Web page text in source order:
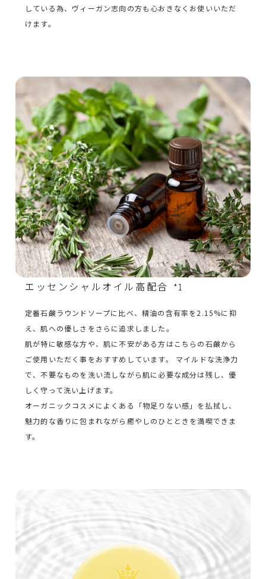
している為、ヴィーガン志向の方も心おきなくお使いいただ
けます。
エッセンシャルオイル高配合 *1
定番石鹸ラウンドソープに比べ、精油の含有率を2.15%に抑
え、肌への優しさをさらに追求しました。
肌が特に敏感な方や、肌に不安がある方はこちらの石鹸から
ご使用いただく事をおすすめしています。 マイルドな洗浄力
で、不要なものを洗い流しながら肌に必要な成分は残し、優
しく守って洗い上げます。
オーガニックコスメによくある「物足りない感」を払拭し、
魅力的な香りに包まれながら癒やしのひとときを満喫できま
す。